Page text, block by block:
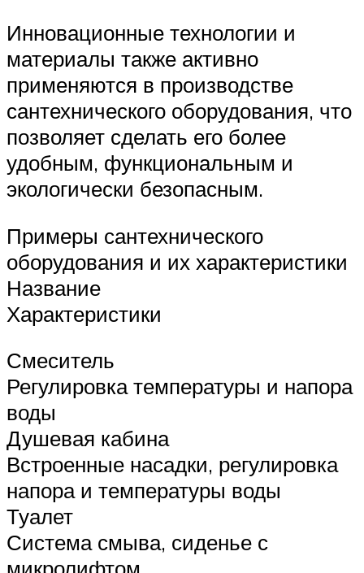
Инновационные технологии и
материалы также активно
применяются в производстве
сантехнического оборудования, что
позволяет сделать его более
удобным, функциональным и
экологически безопасным.
Примеры сантехнического
оборудования и их характеристики
Название
Характеристики
Смеситель
Регулировка температуры и напора
воды
Душевая кабина
Встроенные насадки, регулировка
напора и температуры воды
Туалет
Система смыва, сиденье с